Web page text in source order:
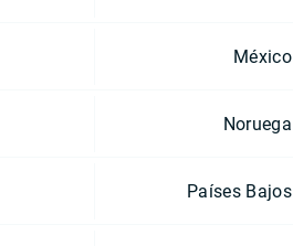
México
Noruega
Países Bajos